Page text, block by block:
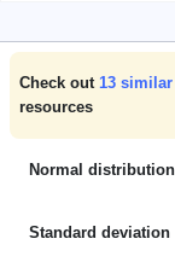
Check out 13 similar
resources
Normal distribution
Standard deviation